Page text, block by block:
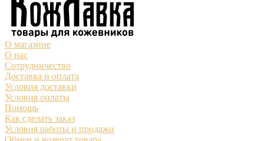
О магазине
О нас
Сотрудничество
Доставка и оплата
Условия доставки
Условия оплаты
Помощь
Как сделать заказ
Условия работы и продажи